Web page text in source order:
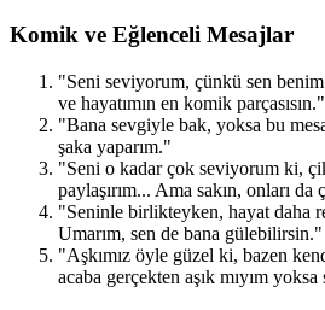
Komik ve Eğlenceli Mesajlar
"Seni seviyorum, çünkü sen
ve hayatımın en komik parçasısın."
"Bana sevgiyle bak, yoksa bu
şaka yaparım."
"Seni o kadar çok seviyorum ki,
paylaşırım... Ama sakın, onları
"Seninle birlikteyken, hayat daha
Umarım, sen de bana gülebilirsin."
"Aşkımız öyle güzel ki, bazen
acaba gerçekten aşık mıyım yoksa